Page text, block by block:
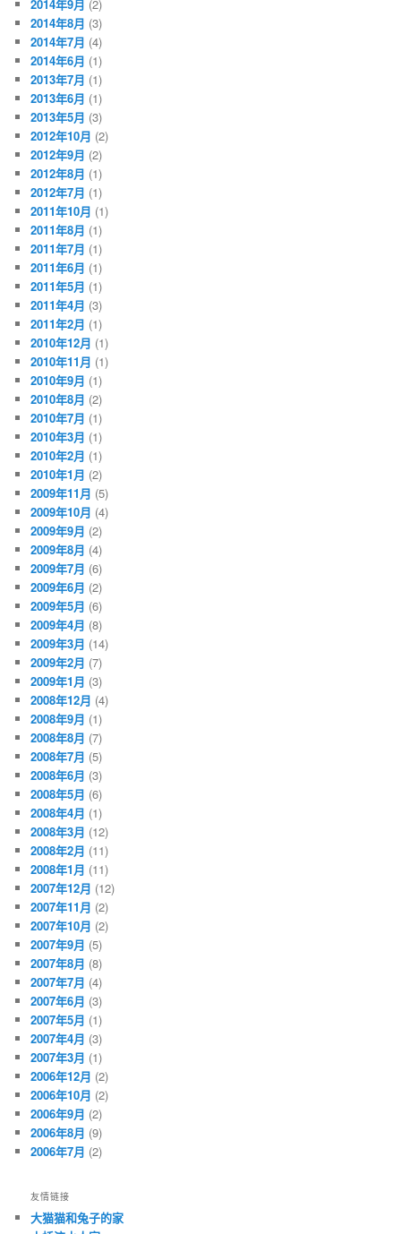
2014年9月 (2)
2014年8月 (3)
2014年7月 (4)
2014年6月 (1)
2013年7月 (1)
2013年6月 (1)
2013年5月 (3)
2012年10月 (2)
2012年9月 (2)
2012年8月 (1)
2012年7月 (1)
2011年10月 (1)
2011年8月 (1)
2011年7月 (1)
2011年6月 (1)
2011年5月 (1)
2011年4月 (3)
2011年2月 (1)
2010年12月 (1)
2010年11月 (1)
2010年9月 (1)
2010年8月 (2)
2010年7月 (1)
2010年3月 (1)
2010年2月 (1)
2010年1月 (2)
2009年11月 (5)
2009年10月 (4)
2009年9月 (2)
2009年8月 (4)
2009年7月 (6)
2009年6月 (2)
2009年5月 (6)
2009年4月 (8)
2009年3月 (14)
2009年2月 (7)
2009年1月 (3)
2008年12月 (4)
2008年9月 (1)
2008年8月 (7)
2008年7月 (5)
2008年6月 (3)
2008年5月 (6)
2008年4月 (1)
2008年3月 (12)
2008年2月 (11)
2008年1月 (11)
2007年12月 (12)
2007年11月 (2)
2007年10月 (2)
2007年9月 (5)
2007年8月 (8)
2007年7月 (4)
2007年6月 (3)
2007年5月 (1)
2007年4月 (3)
2007年3月 (1)
2006年12月 (2)
2006年10月 (2)
2006年9月 (2)
2006年8月 (9)
2006年7月 (2)
友情链接
大猫猫和兔子的家